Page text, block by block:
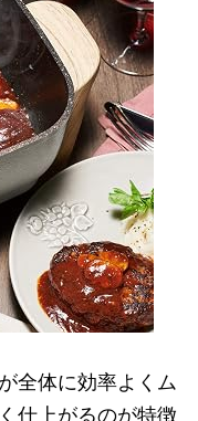
全体に効率よくム
仕上がるのが特徴